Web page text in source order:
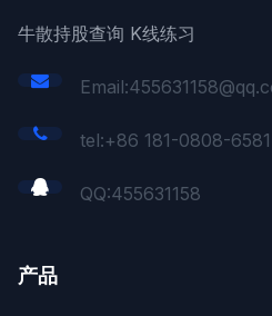
牛散持股查询 K线练习
tel:+86 181-0808-6581
QQ:455631158
产品